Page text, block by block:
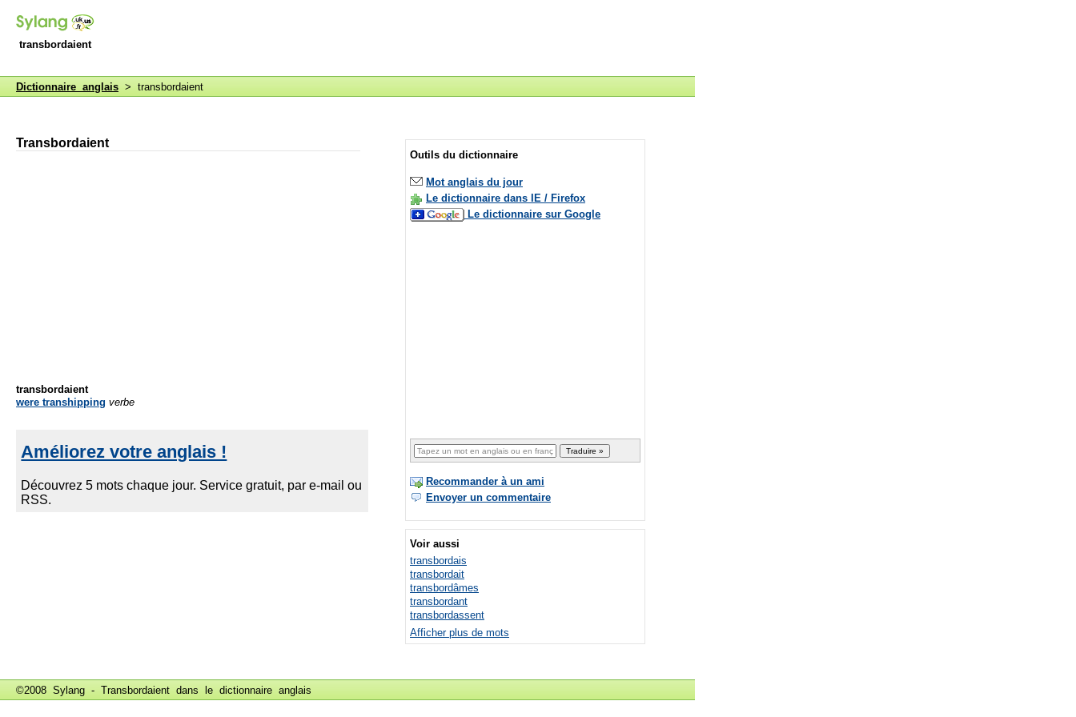
transbordaient
Dictionnaire anglais > transbordaient
Transbordaient
transbordaient
were transhipping verbe
Outils du dictionnaire
Mot anglais du jour
Le dictionnaire dans IE / Firefox
Le dictionnaire sur Google
Recommander à un ami
Envoyer un commentaire
Voir aussi
transbordais
transbordait
transbordâmes
transbordant
transbordassent
Afficher plus de mots
©2008 Sylang - Transbordaient dans le dictionnaire anglais